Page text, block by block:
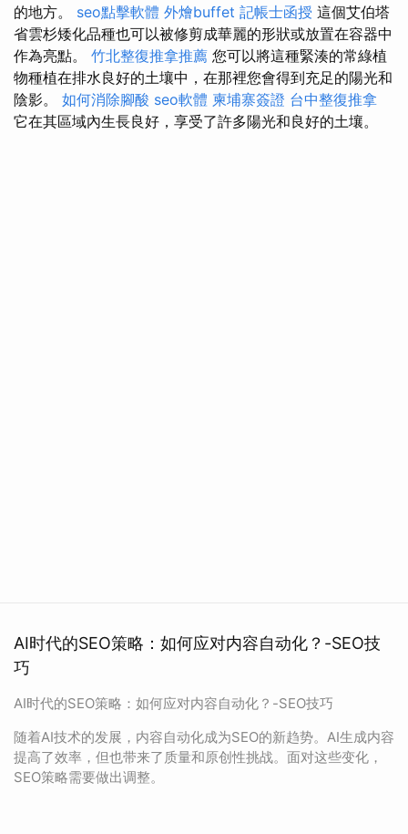
的地方。 seo點擊軟體 外燴buffet 記帳士函授 這個艾伯塔
省雲杉矮化品種也可以被修剪成華麗的形狀或放置在容器中
作為亮點。 竹北整復推拿推薦 您可以將這種緊湊的常綠植
物種植在排水良好的土壤中，在那裡您會得到充足的陽光和
陰影。 如何消除腳酸 seo軟體 柬埔寨簽證 台中整復推拿
它在其區域內生長良好，享受了許多陽光和良好的土壤。
AI时代的SEO策略：如何应对内容自动化？-SEO技
巧
AI时代的SEO策略：如何应对内容自动化？-SEO技巧
随着AI技术的发展，内容自动化成为SEO的新趋势。AI生成内容
提高了效率，但也带来了质量和原创性挑战。面对这些变化，
SEO策略需要做出调整。